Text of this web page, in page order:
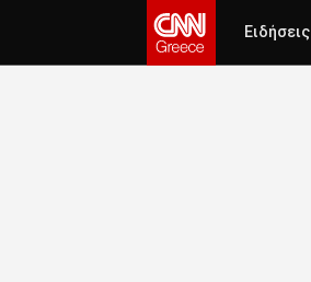
Ειδήσεις